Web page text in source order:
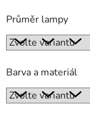
Průměr lampy
Barva a materiál